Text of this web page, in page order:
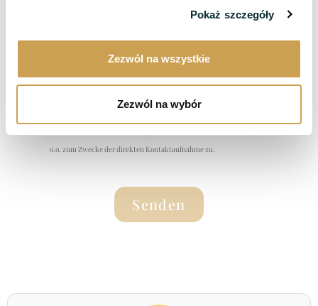
Pokaż szczegóły
Zezwól na wszystkie
Zezwól na wybór
o.o. zum Zwecke der direkten Kontaktaufnahme zu.
Senden